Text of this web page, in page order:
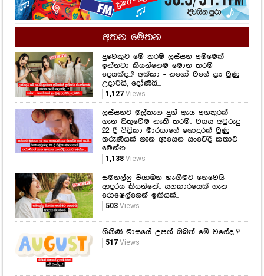
අතන මෙතන
දුවෙකුට මේ තරම් ලස්සන අම්මෙක්
ඉන්නවා කියන්නෙම මොන තරම්
දෙයක්ද..? අක්කා - නගෝ වගේ ළං වුණු
උදාරියි, දෝණියි...
1,127Views
ලස්සනට මුල්තැන දුන් ඇය අනතුරක්
ගැන සිතුවේම නැති තරම්.. වයස අවුරුදු
22 දී පිළිකා මාරයාගේ ගොදුරක් වුණු
තරුණියක් ගැන ඇසෙන සංවේදී කතාව
මෙන්න...
1,138Views
සමනල්ලු පියාඹන හැඟීමට නෙවෙයි
ආදරය කියන්නේ.. සහකාරයෙක් ගැන
රොෂෙල්ගෙන් ඉඟියක්..
503Views
නිකිණි මාසයේ උපන් ඔබත් මේ වගේද..?
517Views